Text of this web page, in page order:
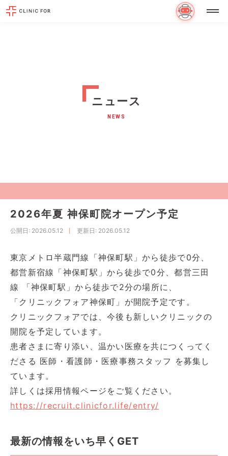
ニュース
NEWS
2026年夏 神保町院オープン予定
公開日 : 2026.05.12 更新日 : 2026.05.12
東京メトロ半蔵門線「神保町駅」から徒歩で0分、
都営新宿線「神保町駅」から徒歩で0分、都営三田
線 「神保町駅」から徒歩で2分の場所に、
「クリニックフォア神保町」が開院予定です。
クリニックフォアでは、今後も新しいクリニックの
開院を予定しています。
患者さまに寄り添い、温かい医療を共につくってく
ださる 医師・看護師・医療事務スタッフ を募集し
ています。
詳しくは採用情報ページをご覧ください。
https://recruit.clinicfor.life/entry/
最新の情報をいち早くGET